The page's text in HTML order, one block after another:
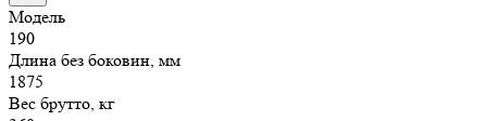
Модель
190
Длина без боковин, мм
1875
Вес брутто, кг